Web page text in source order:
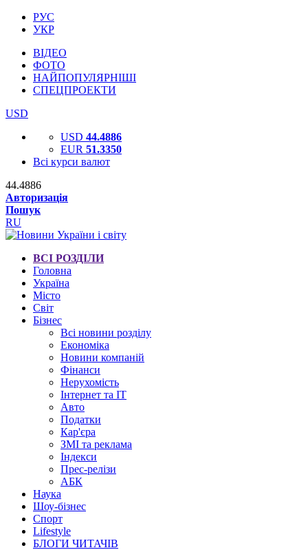
РУС
УКР
ВІДЕО
ФОТО
НАЙПОПУЛЯРНІШІ
СПЕЦПРОЕКТИ
USD
USD 44.4886
EUR 51.3350
Всі курси валют
44.4886
Авторизація
Пошук
RU
ВСІ РОЗДІЛИ
Головна
Україна
Місто
Світ
Бізнес
Всі новини розділу
Економіка
Новини компаній
Фінанси
Нерухомість
Інтернет та IT
Авто
Податки
Кар'єра
ЗМІ та реклама
Індекси
Прес-релізи
АБК
Наука
Шоу-бізнес
Спорт
Lifestyle
БЛОГИ ЧИТАЧІВ